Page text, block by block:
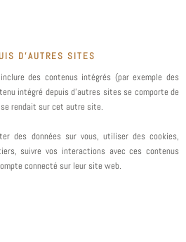
D’AUTRES SITES
des contenus intégrés (par exemple des
intégré depuis d’autres sites se comporte de
rendait sur cet autre site.
des données sur vous, utiliser des cookies,
suivre vos interactions avec ces contenus
connecté sur leur site web.